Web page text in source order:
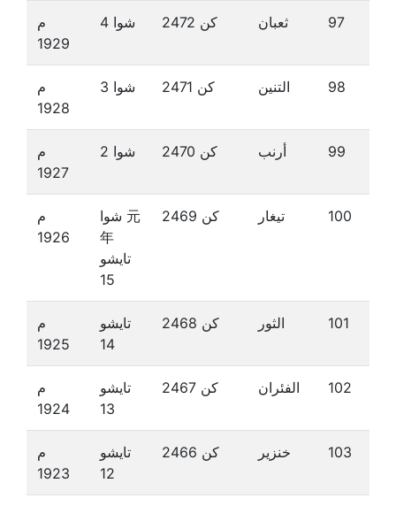
م
1929
شوا 4 كن 2472 ثعبان 97
م
1928
شوا 3 كن 2471 التنين 98
م
1927
شوا 2 كن 2470 أرنب 99
م
1926
شوا 元
年
تايشو
15
كن 2469 تيغار 100
م
1925
تايشو
14
كن 2468 الثور 101
م
1924
تايشو
13
كن 2467 الفئران 102
م
1923
تايشو
12
كن 2466 خنزير 103